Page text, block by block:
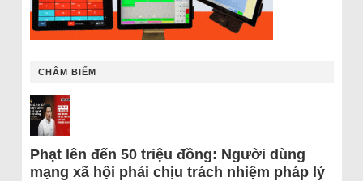
CHÂM BIẾM
Phạt lên đến 50 triệu đồng: Người dùng
mạng xã hội phải chịu trách nhiệm pháp lý